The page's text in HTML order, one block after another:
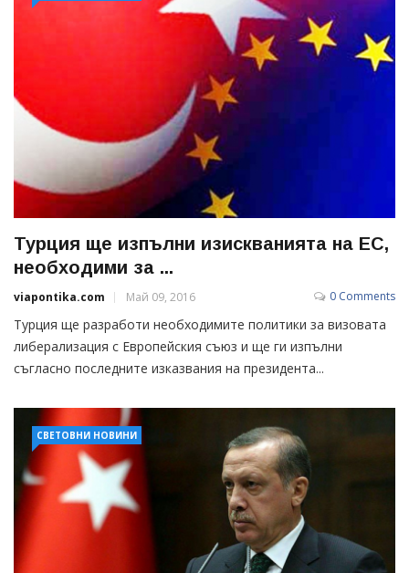
Турция ще изпълни изискванията на ЕС,
необходими за ...
viapontika.com Май 09, 2016 0 Comments
Турция ще разработи необходимите политики за визовата
либерализация с Европейския съюз и ще ги изпълни
съгласно последните изказвания на президента...
СВЕТОВНИ НОВИНИ